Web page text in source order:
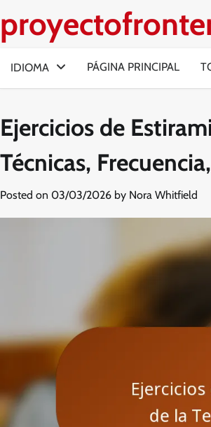
to
content
IDIOMA PÁGINA PRINCIPAL
Ejercicios de
Técnicas,
Posted on 03/03/2026 by Nora Whitfield